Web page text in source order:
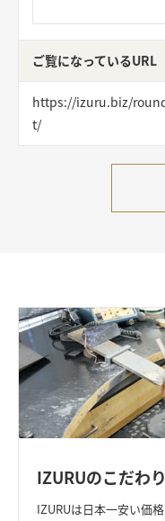
ご覧になっているURL
https://izuru.biz/
t/
IZURUのこだわり
IZURUは日本一安い価